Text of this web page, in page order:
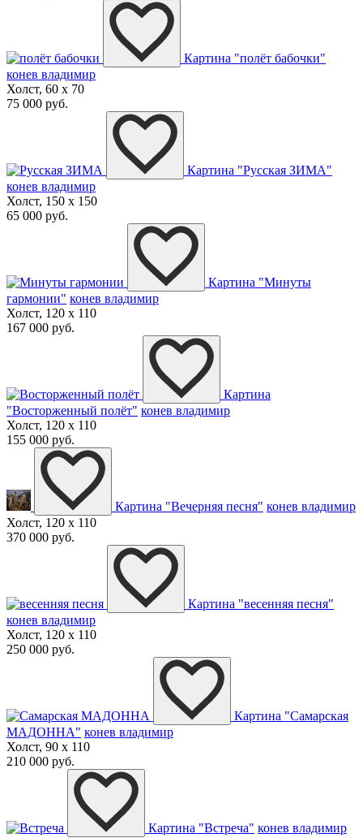
Картина "полёт бабочки"
конев владимир
Холст, 60 x 70
75 000 руб.
Картина "Русская ЗИМА"
конев владимир
Холст, 150 x 150
65 000 руб.
Картина "Минуты
гармонии" конев владимир
Холст, 120 x 110
167 000 руб.
Картина
"Восторженный полёт" конев владимир
Холст, 120 x 110
155 000 руб.
Картина "Вечерняя песня" конев владимир
Холст, 120 x 110
370 000 руб.
Картина "весенняя песня"
конев владимир
Холст, 120 x 110
250 000 руб.
Картина "Самарская
МАДОННА" конев владимир
Холст, 90 x 110
210 000 руб.
Картина "Встреча" конев владимир